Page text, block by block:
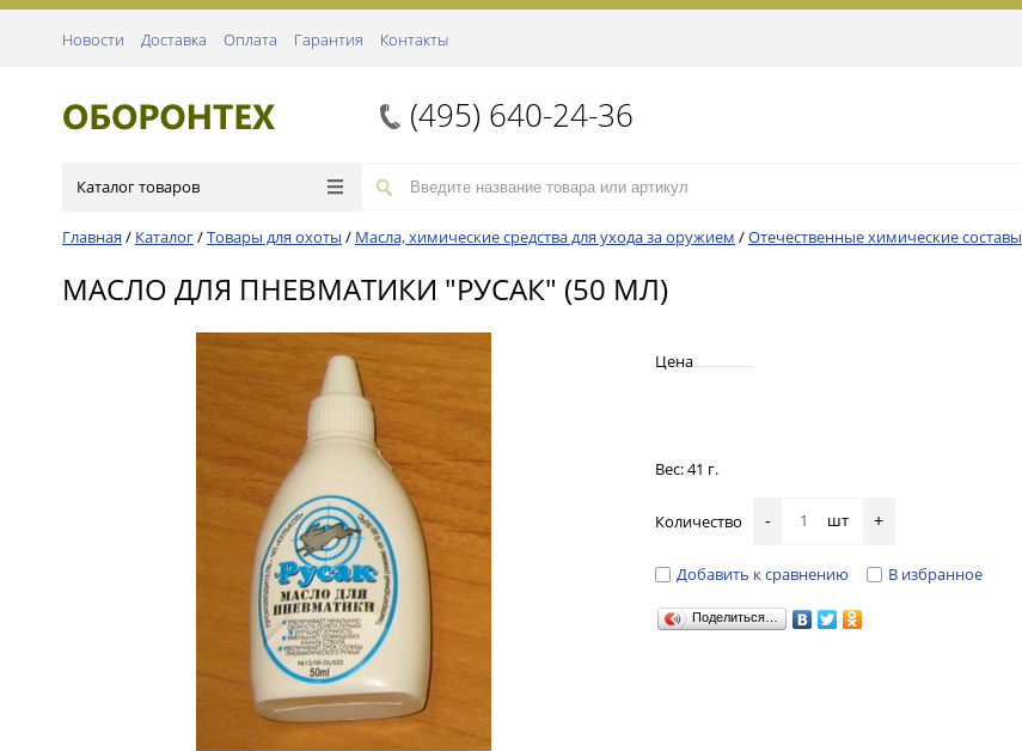
Новости Доставка Оплата Гарантия Контакты
(495) 640-24-36
Каталог товаров
Главная / Каталог/Товары для охоты / Масла, химические средства для ухода за оружием /Отечественные химические составы
МАСЛО ДЛЯ ПНЕВМАТИКИ "РУСАК" (50 МЛ)
Цена
Вес: 41 г.
Количество - шт +
Добавить к сравнению В избранное
Поделиться…